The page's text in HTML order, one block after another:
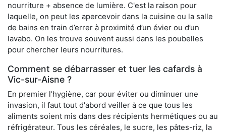
nourriture + absence de lumière. C'est la raison pour
laquelle, on peut les apercevoir dans la cuisine ou la salle
de bains en train d’errer à proximité d’un évier ou d’un
lavabo. On les trouve souvent aussi dans les poubelles
pour chercher leurs nourritures.
Comment se débarrasser et tuer les cafards à
Vic-sur-Aisne ?
En premier l'hygiène, car pour éviter ou diminuer une
invasion, il faut tout d'abord veiller à ce que tous les
aliments soient mis dans des récipients hermétiques ou au
réfrigérateur. Tous les céréales, le sucre, les pâtes-riz, la